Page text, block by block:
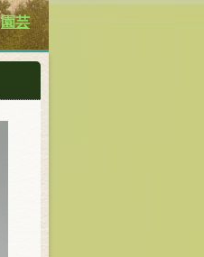
園芸